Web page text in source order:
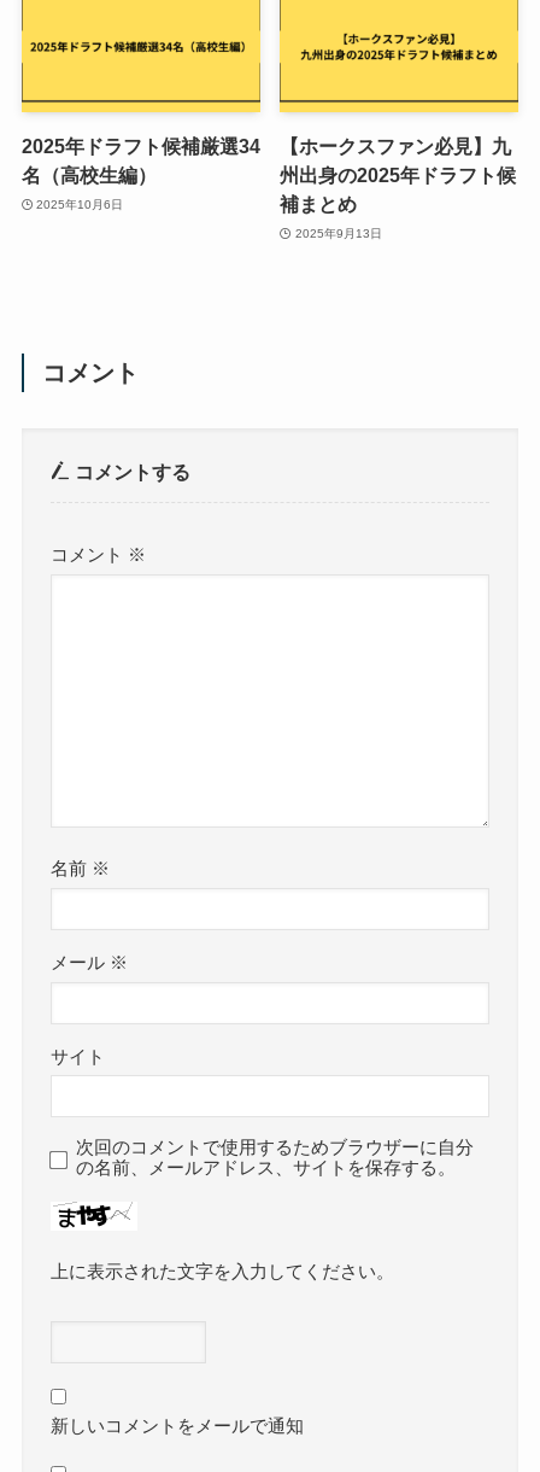
2025年ドラフト候補厳選34
名（高校生編）
2025年10月6日
【ホークスファン必見】九
州出身の2025年ドラフト候
補まとめ
2025年9月13日
コメント
コメントする
コメント ※
名前 ※
メール ※
サイト
次回のコメントで使用するためブラウザーに自分
の名前、メールアドレス、サイトを保存する。
上に表示された文字を入力してください。
新しいコメントをメールで通知